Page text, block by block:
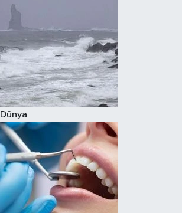
Dünya
Kültür Sanat
Sağlık
Siyaset
Teknoloji
Televizyon
Yaşam-Çevre